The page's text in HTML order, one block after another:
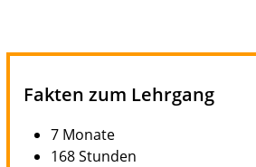
Fakten zum Lehrgang
7 Monate
168 Stunden